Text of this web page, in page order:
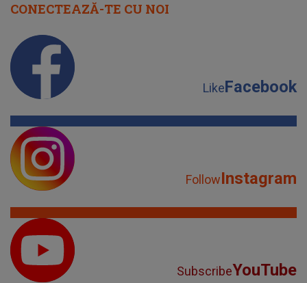
CONECTEAZĂ-TE CU NOI
LikeFacebook
FollowInstagram
SubscribeYouTube